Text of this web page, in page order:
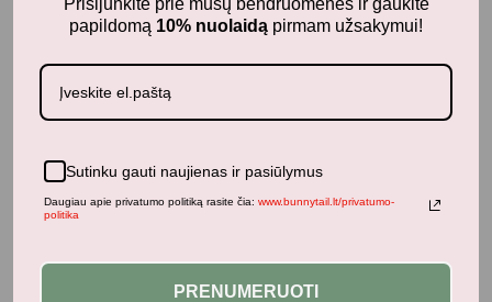
Garso kolonėlė su įrašytomis lietuviškomis
papildomą 10% nuolaidą pirmam užsakymui!
Sutinku gauti naujienas ir pasiūlymus
Daugiau apie privatumo politiką rasite čia: www.bunnytail.lt/privatumo-
politika
PRENUMERUOTI